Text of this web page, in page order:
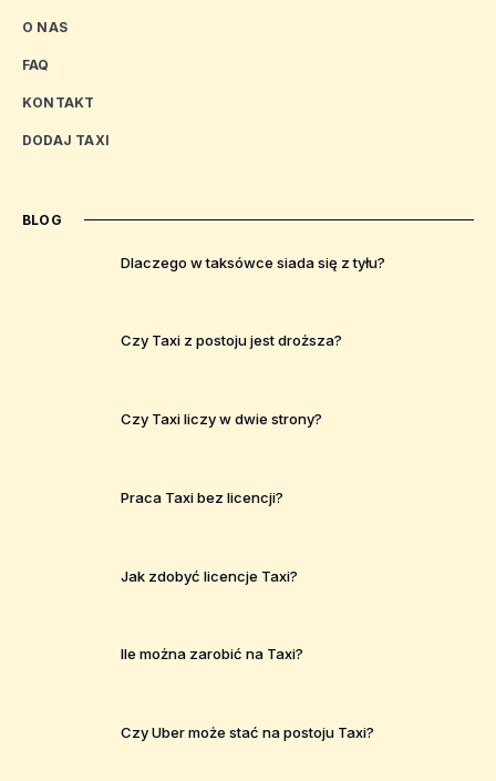
O NAS
FAQ
KONTAKT
DODAJ TAXI
BLOG
Dlaczego w taksówce siada się z tyłu?
Czy Taxi z postoju jest droższa?
Czy Taxi liczy w dwie strony?
Praca Taxi bez licencji?
Jak zdobyć licencje Taxi?
Ile można zarobić na Taxi?
Czy Uber może stać na postoju Taxi?